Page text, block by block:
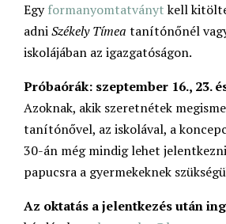
Egyformanyomtatványtkell
adniSzékely Tímea tanítónőnél
iskolájában az igazgatóságon.
Próbaórák: szeptember 16., 23.
Azoknak, akik szeretnétek
tanítónővel, az iskolával, a
30-án még mindig lehet
papucsra a gyermekeknek
Az oktatás a jelentkezés után